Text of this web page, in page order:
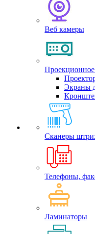
Веб камеры
Экраны
Сканеры
Телефоны,
Ламинаторы